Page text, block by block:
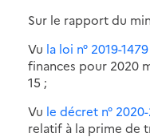
Sur le rapport du
Vu la loi n° 2019-
finances pour 2020
15 ;
Vu le décret n°
relatif à la prime de